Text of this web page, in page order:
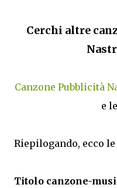
Cerchi altre
Canzone Pubblicità
e
Riepilogando, ecco le
Titolo canzone-